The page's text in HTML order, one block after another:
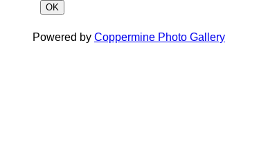
OK
Powered by Coppermine Photo Gallery